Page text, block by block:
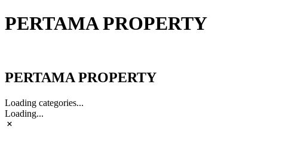
PERTAMA PROPERTY
PERTAMA PROPERTY
Loading categories...
Loading...